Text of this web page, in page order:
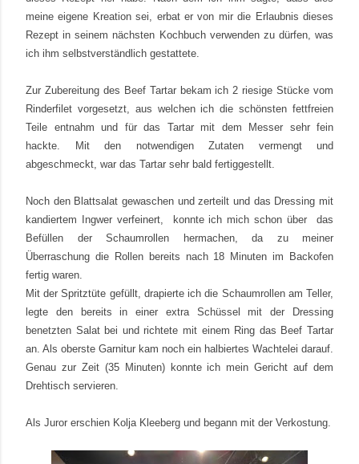
meine eigene Kreation sei, erbat er von mir die Erlaubnis dieses
Rezept in seinem nächsten Kochbuch verwenden zu dürfen, was
ich ihm selbstverständlich gestattete.
Zur Zubereitung des Beef Tartar bekam ich 2 riesige Stücke vom
Rinderfilet vorgesetzt, aus welchen ich die schönsten fettfreien
Teile entnahm und für das Tartar mit dem Messer sehr fein
hackte.
Mit den notwendigen Zutaten vermengt und
abgeschmeckt, war das Tartar sehr bald fertiggestellt.
Noch den Blattsalat gewaschen und zerteilt und das Dressing mit
kandiertem Ingwer verfeinert, konnte ich mich schon über
das
Befüllen der Schaumrollen hermachen, da zu meiner
Überraschung die Rollen bereits nach 18 Minuten im Backofen
fertig waren.
Mit der Spritztüte gefüllt, drapierte ich die Schaumrollen am Teller,
legte den bereits in einer extra Schüssel mit der Dressing
benetzten Salat bei und richtete mit einem Ring das Beef Tartar
an. Als oberste Garnitur kam noch ein halbiertes Wachtelei darauf.
Genau zur Zeit (35 Minuten) konnte ich mein Gericht auf dem
Drehtisch servieren.
Als Juror erschien Kolja Kleeberg und begann mit der Verkostung.